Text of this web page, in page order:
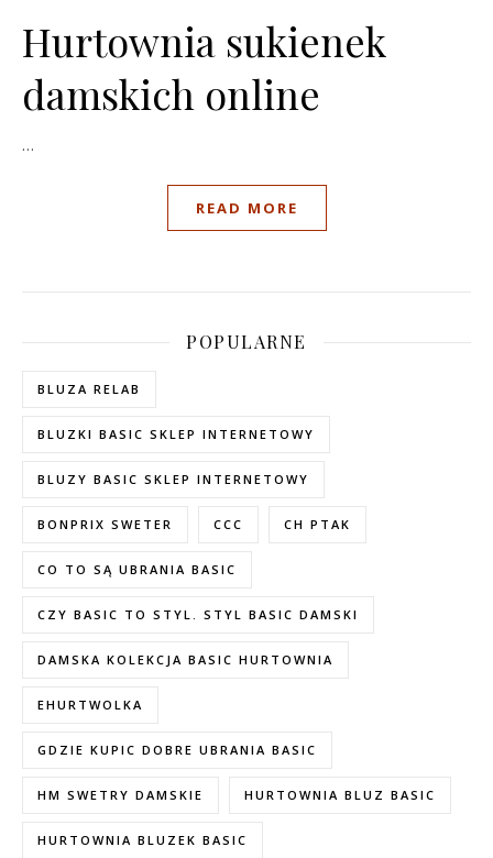
Hurtownia sukienek
damskich online
…
READ MORE
POPULARNE
BLUZA RELAB
BLUZKI BASIC SKLEP INTERNETOWY
BLUZY BASIC SKLEP INTERNETOWY
BONPRIX SWETER CCC CH PTAK
CO TO SĄ UBRANIA BASIC
CZY BASIC TO STYL. STYL BASIC DAMSKI
DAMSKA KOLEKCJA BASIC HURTOWNIA
EHURTWOLKA
GDZIE KUPIC DOBRE UBRANIA BASIC
HM SWETRY DAMSKIE HURTOWNIA BLUZ BASIC
HURTOWNIA BLUZEK BASIC